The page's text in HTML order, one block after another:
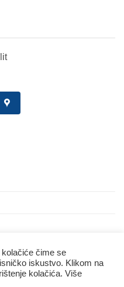
I UVJETI
čime se
iskustvo. Klikom na
kolačića. Više